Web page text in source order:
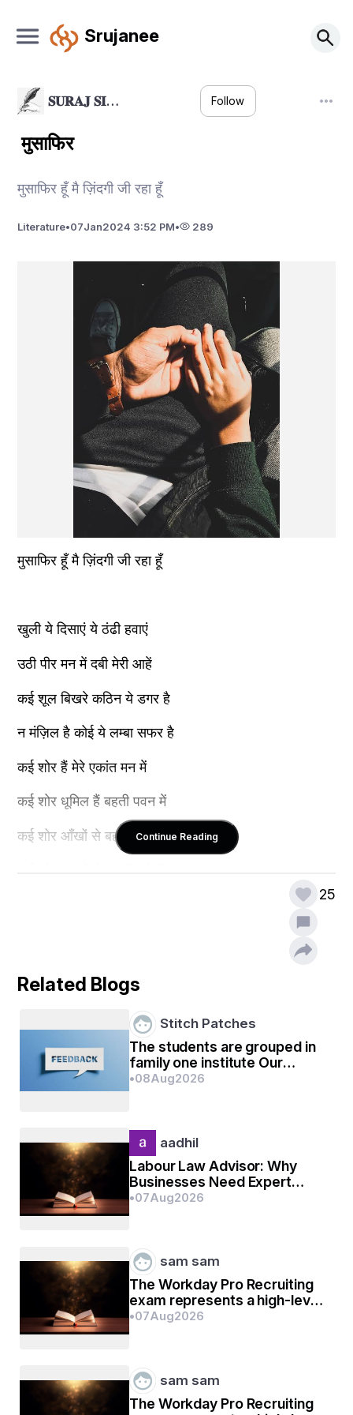
Srujanee
𝐒𝐔𝐑𝐀𝐉 𝐒𝐈… Follow
मुसाफिर
मुसाफिर हूँ मै ज़िंदगी जी रहा हूँ
Literature•07Jan2024 3:52 PM• 289
मुसाफिर हूँ मै ज़िंदगी जी रहा हूँ
खुली ये दिसाएं ये ठंढी हवाएं
उठी पीर मन में दबी मेरी आहें
कई शूल बिखरे कठिन ये डगर है
न मंज़िल है कोई ये लम्बा सफर है
कई शोर हैं मेरे एकांत मन में
कई शोर धूमिल हैं बहती पवन में
कई शोर आँखों से बहनें लगे हैं
मुसाफिर हूँ मै ज़िंदगी जी रहा हूँ
Continue Reading
25
Related Blogs
Stitch Patches
The students are grouped in
family one institute Our
Experience with JAK Global
•08Aug2026
aadhil
Labour Law Advisor: Why
Businesses Need Expert
Labour Compliance Support
•07Aug2026
sam sam
The Workday Pro Recruiting
exam represents a high-level
mark of distinction
•07Aug2026
sam sam
The Workday Pro Recruiting